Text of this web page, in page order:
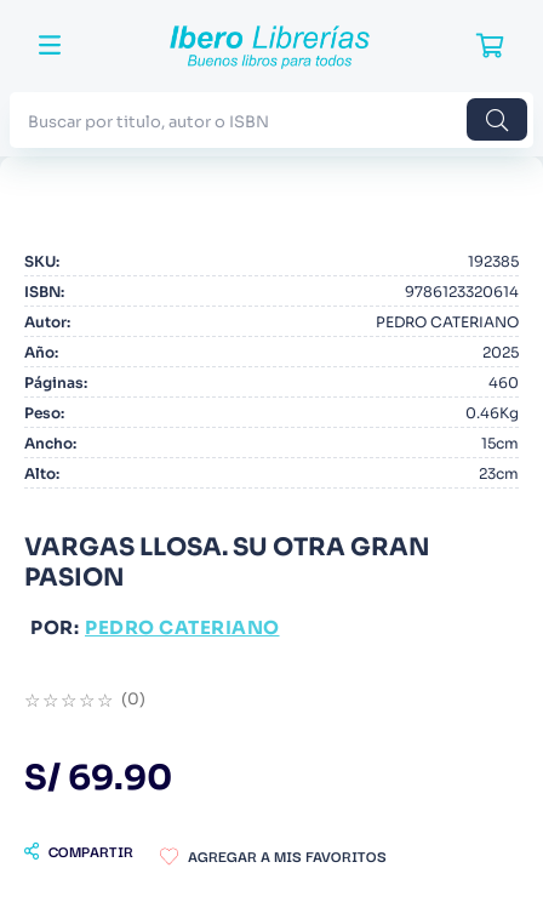
SKU:
192385
ISBN:
9786123320614
Autor:
PEDRO CATERIANO
Año:
2025
Páginas:
460
Peso:
0.46Kg
Ancho:
15cm
Alto: 23cm
VARGAS LLOSA. SU OTRA GRAN
PASION
POR: PEDRO CATERIANO
☆☆☆☆☆ (0)
S/ 69.90
COMPARTIR
2. Blue Lock
3.
4. Odisea
5. Manga
6. Stephen King
7. Iliada
9. Warhammer
10. Infantil